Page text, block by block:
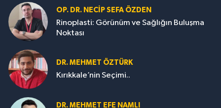
OP. DR. NECIP SEFA ÖZDEN
Rinoplasti: Görünüm ve Sağlığın Buluşma
Noktası
DR. MEHMET ÖZTÜRK
Kırıkkale’nin Seçimi..
DR. MEHMET EFE NAMLI